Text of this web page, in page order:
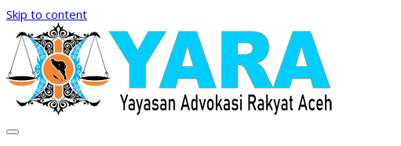
Skip to content